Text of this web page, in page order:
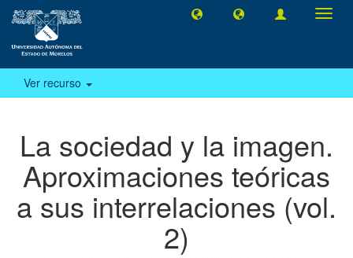
Ver recurso
La sociedad y la imagen.
Aproximaciones teóricas
a sus interrelaciones (vol.
2)